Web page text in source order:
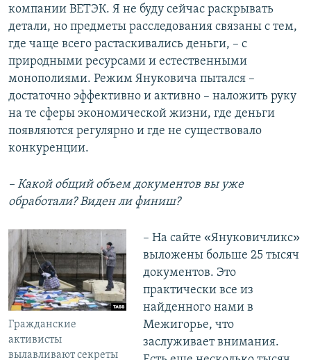
компании ВЕТЭК. Я не буду сейчас раскрывать
детали, но предметы расследования связаны с тем,
где чаще всего растаскивались деньги, – с
природными ресурсами и естественными
монополиями. Режим Януковича пытался –
достаточно эффективно и активно – наложить руку
на те сферы экономической жизни, где деньги
появляются регулярно и где не существовало
конкуренции.
– Какой общий объем документов вы уже
обработали? Виден ли финиш?
Гражданские
активисты
вылавливают секреты
– На сайте «Януковичликс»
выложены больше 25 тысяч
документов. Это
практически все из
найденного нами в
Межигорье, что
заслуживает внимания.